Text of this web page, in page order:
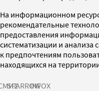
На информационном
рекомендательные
предоставления
систематизации и анализа
к предпочтениям
находящихся на
SPARROWINFOX